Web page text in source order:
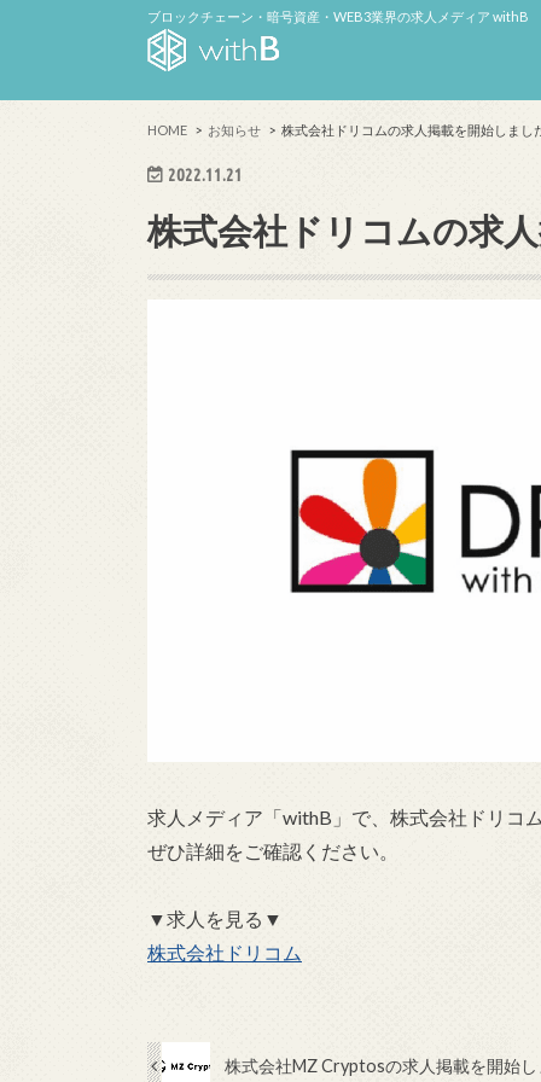
ブロックチェーン・暗号資産・WEB3業界の求人メディア withB
HOME お知らせ 株式会社ドリコムの求人掲載を開始しまし
2022.11.21
株式会社ドリコムの求
求人メディア「withB」で、株式会社ドリコ
ぜひ詳細をご確認ください。
▼求人を見る▼
株式会社ドリコム
株式会社MZ Cryptosの求人掲載を開始し